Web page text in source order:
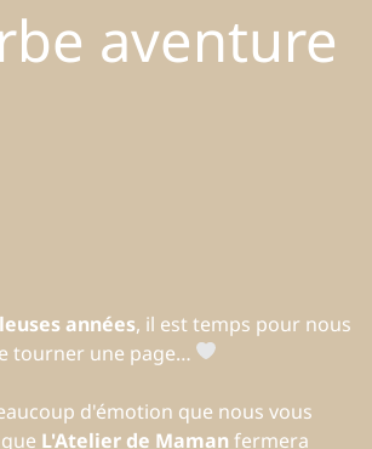
aventure
années, il est temps pour nous
tourner une page…
d'émotion que nous vous
L'Atelier de Maman fermera